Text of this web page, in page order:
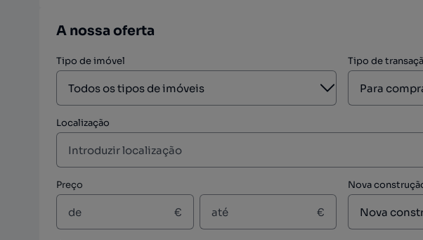
A nossa oferta
Tipo de imóvel
Aberto
Tipo de
Localização
Nova
Preço
€ €